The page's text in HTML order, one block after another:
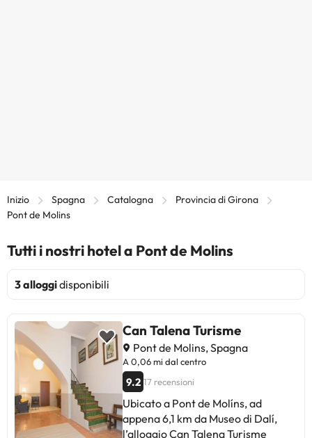
Inizio Spagna Catalogna
Provincia di Girona
Pont de Molins
Tutti i nostri hotel a Pont de Molins
3 alloggidisponibili
Can Talena Turisme
Pont de Molins, Spagna
A 0,06 mi dal centro
9.2 17 recensioni
Ubicato a Pont de Molíns, ad
appena 6,1 km da Museo di Dalí,
l’alloggio Can Talena Turisme